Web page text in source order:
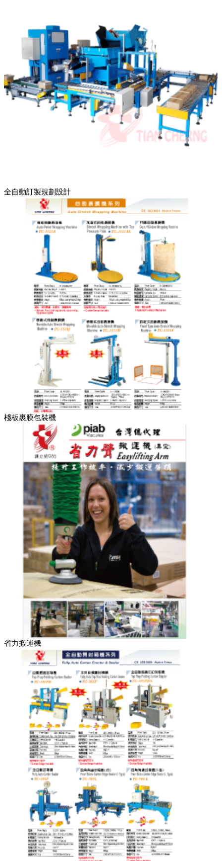
全自動訂製規劃設計
棧板裹膜包裝機
省力搬運機